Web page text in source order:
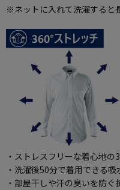
※ネットに入れて洗濯すると
・ストレスフリーな着心地
・洗濯後50分で着用できる吸
・部屋干しや汗の臭いを防ぐ